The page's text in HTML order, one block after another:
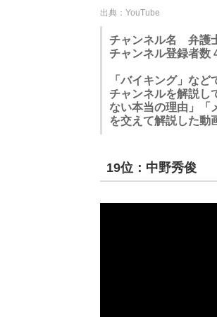
出典：YouTube
チャンネル名 弁護
チャンネル登録者数
「バイキング」な
チャンネルを解説し
ない本当の理由」「
を交えて解説した動
19位：中野秀俊